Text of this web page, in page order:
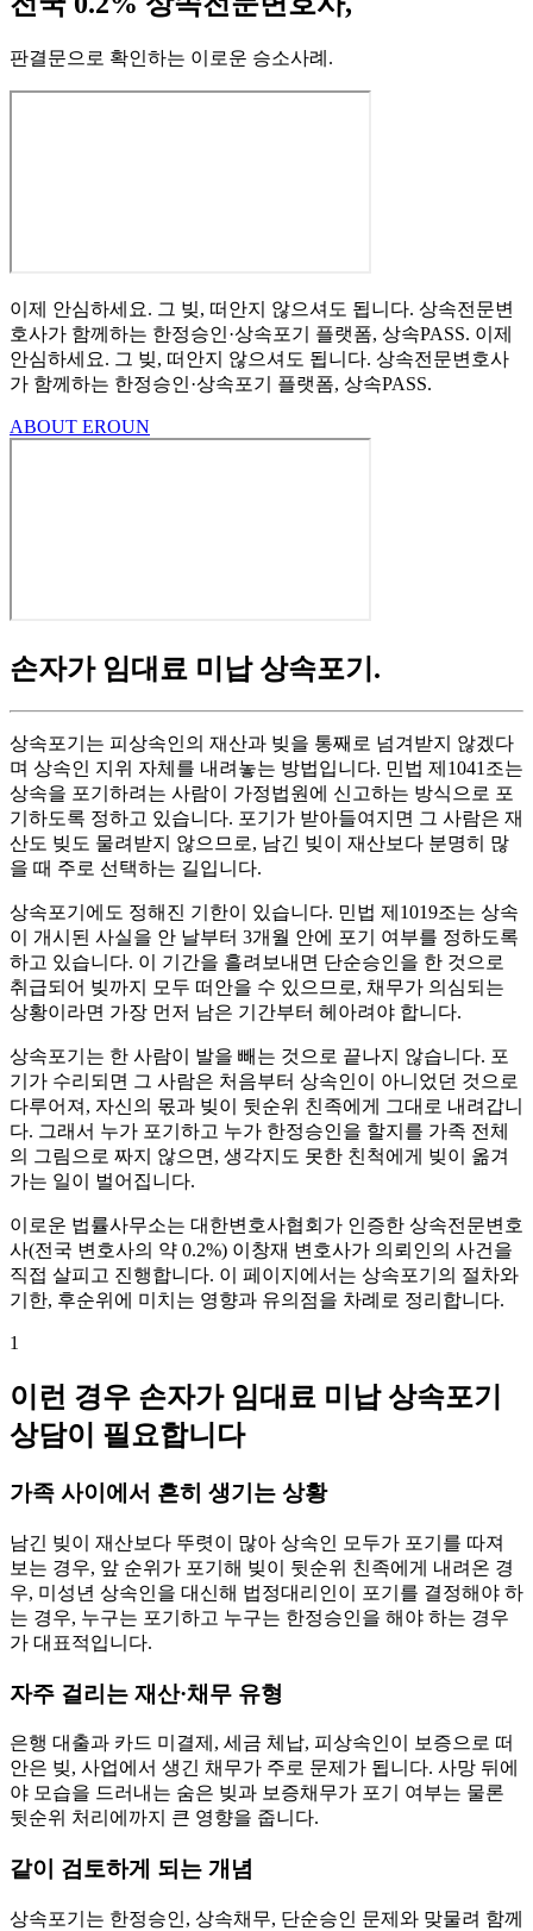
판결문으로 확인하는 이로운 승소사례 .
이제 안심하세요. 그 빚, 떠안지 않으셔도 됩니다. 상속전문변
호사가 함께하는 한정승인·상속포기 플랫폼, 상속PASS. 이제
안심하세요. 그 빚, 떠안지 않으셔도 됩니다. 상속전문변호사
가 함께하는 한정승인·상속포기 플랫폼, 상속PASS.
ABOUT EROUN
손자가 임대료 미납 상속포기 .
상속포기는 피상속인의 재산과 빚을 통째로 넘겨받지 않겠다
며 상속인 지위 자체를 내려놓는 방법입니다. 민법 제1041조는
상속을 포기하려는 사람이 가정법원에 신고하는 방식으로 포
기하도록 정하고 있습니다. 포기가 받아들여지면 그 사람은 재
산도 빚도 물려받지 않으므로, 남긴 빚이 재산보다 분명히 많
을 때 주로 선택하는 길입니다.
상속포기에도 정해진 기한이 있습니다. 민법 제1019조는 상속
이 개시된 사실을 안 날부터 3개월 안에 포기 여부를 정하도록
하고 있습니다. 이 기간을 흘려보내면 단순승인을 한 것으로
취급되어 빚까지 모두 떠안을 수 있으므로, 채무가 의심되는
상황이라면 가장 먼저 남은 기간부터 헤아려야 합니다.
상속포기는 한 사람이 발을 빼는 것으로 끝나지 않습니다. 포
기가 수리되면 그 사람은 처음부터 상속인이 아니었던 것으로
다루어져, 자신의 몫과 빚이 뒷순위 친족에게 그대로 내려갑니
다. 그래서 누가 포기하고 누가 한정승인을 할지를 가족 전체
의 그림으로 짜지 않으면, 생각지도 못한 친척에게 빚이 옮겨
가는 일이 벌어집니다.
이로운 법률사무소는 대한변호사협회가 인증한 상속전문변호
사(전국 변호사의 약 0.2%) 이창재 변호사가 의뢰인의 사건을
직접 살피고 진행합니다. 이 페이지에서는 상속포기의 절차와
기한, 후순위에 미치는 영향과 유의점을 차례로 정리합니다.
1
이런 경우 손자가 임대료 미납 상속포기
상담이 필요합니다
가족 사이에서 흔히 생기는 상황
남긴 빚이 재산보다 뚜렷이 많아 상속인 모두가 포기를 따져
보는 경우, 앞 순위가 포기해 빚이 뒷순위 친족에게 내려온 경
우, 미성년 상속인을 대신해 법정대리인이 포기를 결정해야 하
는 경우, 누구는 포기하고 누구는 한정승인을 해야 하는 경우
가 대표적입니다.
자주 걸리는 재산·채무 유형
은행 대출과 카드 미결제, 세금 체납, 피상속인이 보증으로 떠
안은 빚, 사업에서 생긴 채무가 주로 문제가 됩니다. 사망 뒤에
야 모습을 드러내는 숨은 빚과 보증채무가 포기 여부는 물론
뒷순위 처리에까지 큰 영향을 줍니다.
같이 검토하게 되는 개념
상속포기는 한정승인, 상속채무, 단순승인 문제와 맞물려 함께